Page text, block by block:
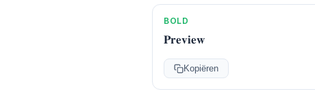
BOLD
𝐏𝐫𝐞𝐯𝐢𝐞𝐰
Kopiëren